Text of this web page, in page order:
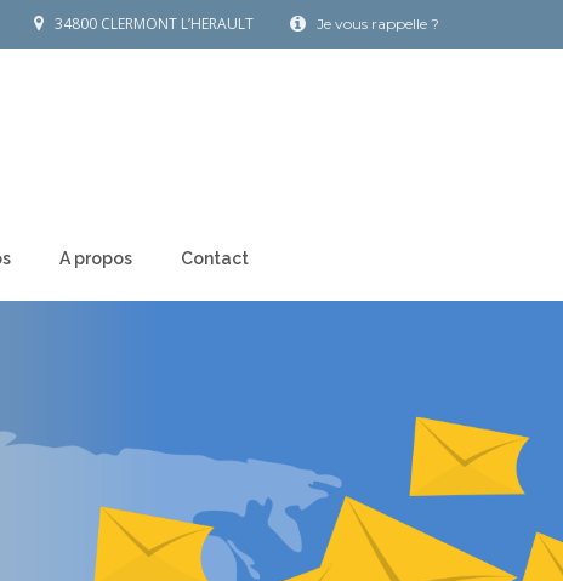
34800 CLERMONT L’HERAULT Je vous rappelle ?
A propos Contact